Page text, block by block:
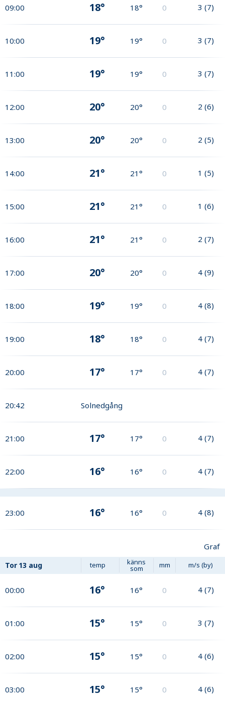
09:00 18° 18° 0 3 (7)
10:00 19° 19° 0 3 (7)
11:00 19° 19° 0 3 (7)
12:00 20° 20° 0 2 (6)
13:00 20° 20° 0 2 (5)
14:00 21° 21° 0 1 (5)
15:00 21° 21° 0 1 (6)
16:00 21° 21° 0 2 (7)
17:00 20° 20° 0 4 (9)
18:00 19° 19° 0 4 (8)
19:00 18° 18° 0 4 (7)
20:00 17° 17° 0 4 (7)
20:42 Solnedgång
21:00 17° 17° 0 4 (7)
22:00 16° 16° 0 4 (7)
23:00 16° 16° 0 4 (8)
Graf
Tor 13 aug temp känns
som mm m/s (by)
00:00 16° 16° 0 4 (7)
01:00 15° 15° 0 3 (7)
02:00 15° 15° 0 4 (6)
03:00 15° 15° 0 4 (6)